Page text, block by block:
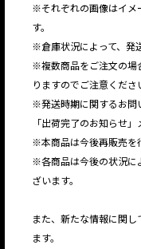
※それぞれの画像はイメ
す。
※倉庫状況によって、発
※複数商品をご注文の場
りますのでご注意くださ
※発送時期に関するお問
「出荷完了のお知らせ
※本商品は今後再販売を
※各商品は今後の状況に
ざいます。
また、新たな情報に関
ます。